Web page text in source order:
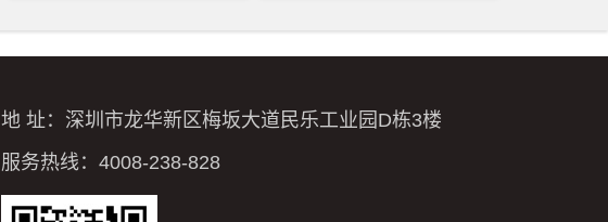
地 址：深圳市龙华新区梅坂大道民乐工业园D栋3楼
服务热线：4008-238-828